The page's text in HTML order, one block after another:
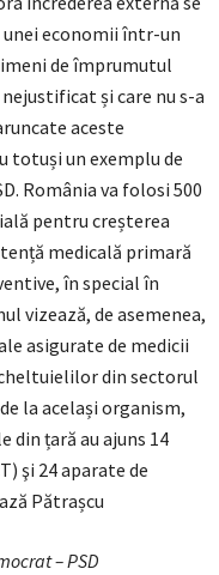
unei economii într-un
de împrumutul
și care nu s-a
aceste
totuși un exemplu de
România va folosi 500
pentru creșterea
medicală primară
în special în
vizează, de asemenea,
asigurate de medicii
din sectorul
la același organism,
din țară au ajuns 14
şi 24 aparate de
Pătrașcu
– PSD